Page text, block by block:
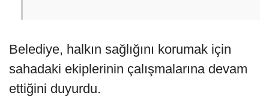
Belediye, halkın sağlığını korumak için
sahadaki ekiplerinin çalışmalarına devam
ettiğini duyurdu.